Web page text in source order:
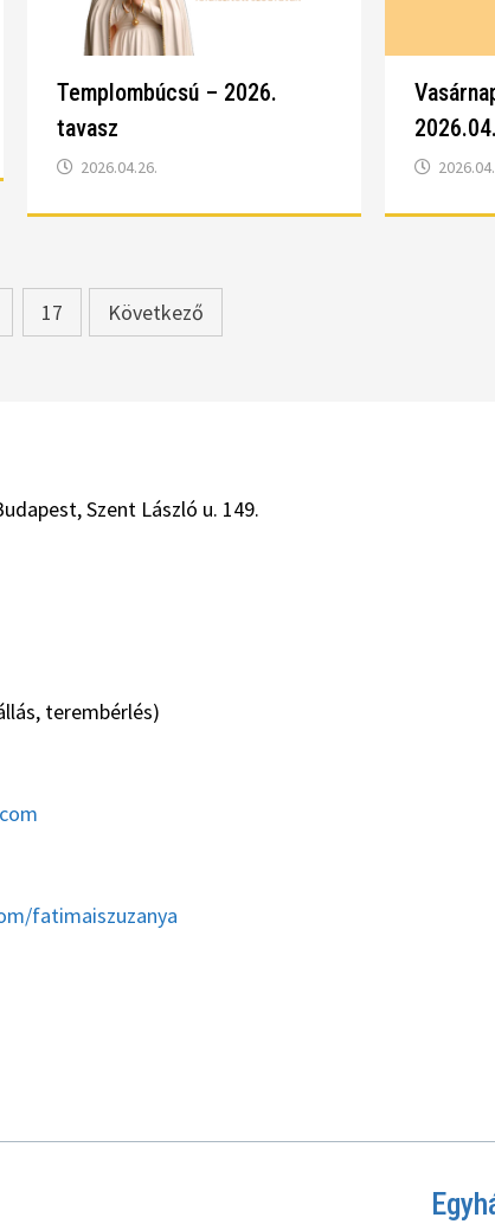
Templombúcsú – 2026.
tavasz
2026.04.26.
17 Következő
Szent László u. 149.
terembérlés)
fatimaiszuzanya